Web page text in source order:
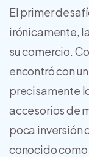
El primer
irónicamente,
su comercio.
encontró con
precisamente
accesorios de
poca inversión
conocido como